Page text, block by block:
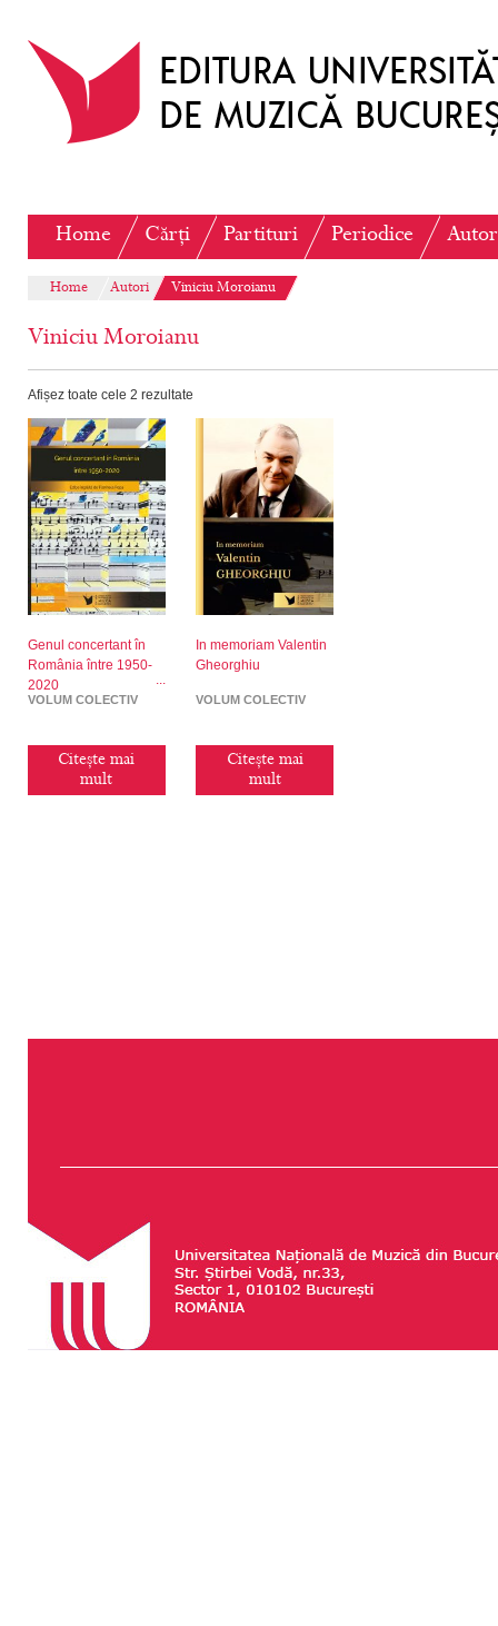
Home Cărți Partituri Periodice
Home Autori Viniciu Moroianu
Viniciu Moroianu
Afișez toate cele 2 rezultate
Genul concertant în
România între 1950-
2020
VOLUM COLECTIV
Citește mai
mult
In memoriam Valentin
Gheorghiu
VOLUM COLECTIV
Citește mai
mult